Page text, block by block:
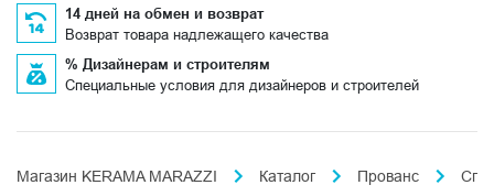
14 дней на обмен и возврат
Возврат товара надлежащего качества
% Дизайнерам и строителям
Специальные условия для дизайнеров и строителей
Магазин KERAMA MARAZZI Каталог Прованс